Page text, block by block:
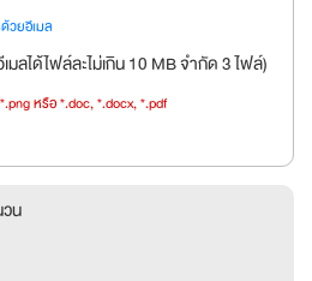
วยอีเมล
ลได้ไฟล์ละไม่เกิน 10 MB จำกัด 3 ไฟล์)
หรือ *.doc, *.docx, *.pdf
น